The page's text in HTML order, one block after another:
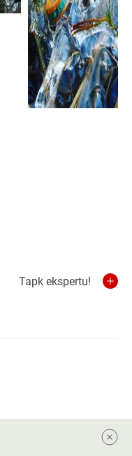
Tapk ekspertu!